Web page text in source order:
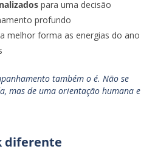
para uma decisão
profundo
melhor forma as energias do ano
também o é. Não se
mas de uma orientação humana e
diferente